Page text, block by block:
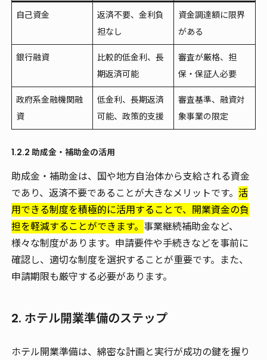
自己資金
返済不要、金利負
担なし
資金調達額に限界
がある
銀行融資
比較的低金利、長
期返済可能
審査が厳格、担
保・保証人必要
政府系金融機関融
資
低金利、長期返済
可能、政策的支援
審査基準、融資対
象事業の限定
1.2.2 助成金・補助金の活用
助成金・補助金は、国や地方自治体から支給される資金
であり、返済不要であることが大きなメリットです。 活
用できる制度を積極的に活用することで、開業資金の負
担を軽減することができます。 事業継続補助金など、
様々な制度があります。申請要件や手続きなどを事前に
確認し、適切な制度を選択することが重要です。また、
申請期限も厳守する必要があります。
2. ホテル開業準備のステップ
ホテル開業準備は、綿密な計画と実行が成功の鍵を握り